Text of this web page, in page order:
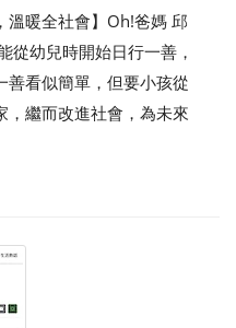
溫暖全社會】Oh!爸媽 邱
幼兒時開始日行一善，
善看似簡單，但要小孩從
，繼而改進社會，為未來